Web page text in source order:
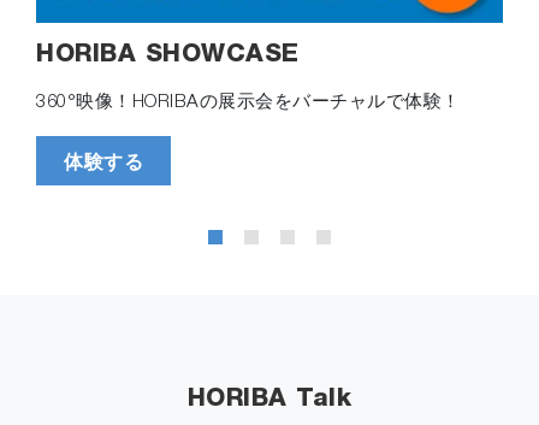
HORIBA SHOWCASE
360°映像！HORIBAの展示会をバーチャルで体験！
体験する
HORIBA Talk